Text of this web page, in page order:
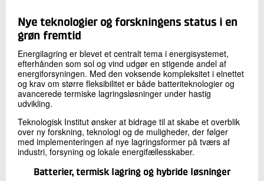
Nye teknologier og forskningens status i en
grøn fremtid
Energilagring er blevet et centralt tema i energisystemet,
efterhånden som sol og vind udgør en stigende andel af
energiforsyningen. Med den voksende kompleksitet i elnettet
og krav om større fleksibilitet er både batteriteknologier og
avancerede termiske lagringsløsninger under hastig
udvikling.
Teknologisk Institut ønsker at bidrage til at skabe et overblik
over ny forskning, teknologi og de muligheder, der følger
med implementeringen af nye lagringsformer på tværs af
industri, forsyning og lokale energifællesskaber.
Batterier, termisk lagring og hybride løsninger